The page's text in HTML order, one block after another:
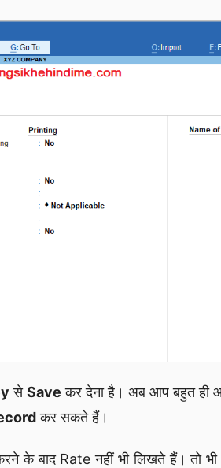
सेSave कर देना है। अब आप बहुत ही
कर सकते हैं।
के बाद Rate नहीं भी लिखते हैं। तो भी